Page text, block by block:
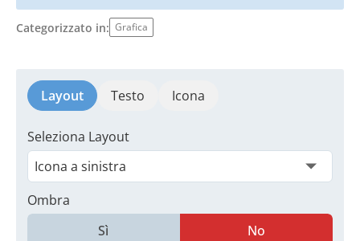
Categorizzato in: Grafica
Layout Testo Icona
Seleziona Layout
Ombra
Sì
No